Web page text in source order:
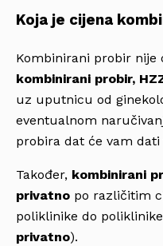
Koja je cijena
Kombinirani probir nije
kombinirani probir,
uz uputnicu od
eventualnom
probira dat će vam dati
Također, kombinirani
privatno po različitim
poliklinike do
privatno).